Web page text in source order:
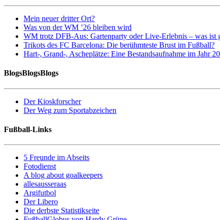
Mein neuer dritter Ort?
Was von der WM ’26 bleiben wird
WM trotz DFB-Aus: Gartenparty oder Live-Erlebnis – was ist
Trikots des FC Barcelona: Die berühmteste Brust im Fußball?
Hart-, Grand-, Ascheplätze: Eine Bestandsaufnahme im Jahr
BlogsBlogsBlogs
Der Kioskforscher
Der Weg zum Sportabzeichen
Fußball-Links
5 Freunde im Abseits
Fotodienst
A blog about goalkeepers
allesausseraas
Argifutbol
Der Libero
Die derbste Statistikseite